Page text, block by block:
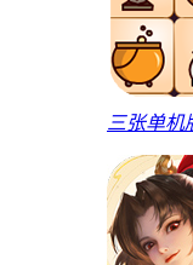
三张单机